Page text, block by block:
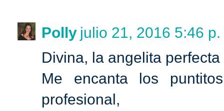
Polly julio 21, 2016 5:46 p.
Divina, la angelita
Me encanta los
profesional,